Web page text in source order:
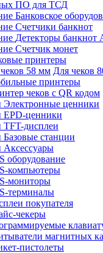
ПО для ТСД
Банковское
Счетчики банкнот
Детекторы банкнот
Счетчик монет
принтеры
58 мм Для чеков
принтеры
чеков с QR кодом
Электронные ценники
EPD-ценники
TFT-дисплеи
Базовые станции
Аксессуары
оборудование
компьютеры
мониторы
терминалы
покупателя
чекеры
магнитных
пистолеты